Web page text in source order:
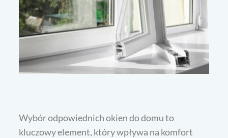
Wybór odpowiednich okien do domu to
kluczowy element, który wpływa na komfort